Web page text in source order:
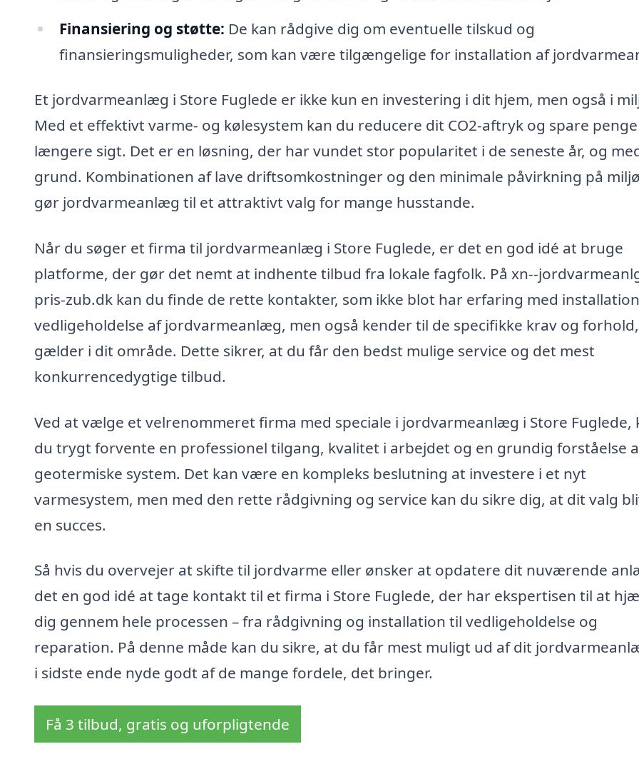
Finansiering og støtte: De kan rådgive dig om eventuelle tilskud og
finansieringsmuligheder, som kan være tilgængelige for installation af
Et jordvarmeanlæg i Store Fuglede er ikke kun en investering i dit hjem, men også i
Med et effektivt varme- og kølesystem kan du reducere dit CO2-aftryk og spare
længere sigt. Det er en løsning, der har vundet stor popularitet i de seneste år, og
grund. Kombinationen af lave driftsomkostninger og den minimale påvirkning på
gør jordvarmeanlæg til et attraktivt valg for mange husstande.
Når du søger et firma til jordvarmeanlæg i Store Fuglede, er det en god idé at bruge
platforme, der gør det nemt at indhente tilbud fra lokale fagfolk. På xn--
pris-zub.dk kan du finde de rette kontakter, som ikke blot har erfaring med
vedligeholdelse af jordvarmeanlæg, men også kender til de specifikke krav og
gælder i dit område. Dette sikrer, at du får den bedst mulige service og det mest
konkurrencedygtige tilbud.
Ved at vælge et velrenommeret firma med speciale i jordvarmeanlæg i Store Fuglede,
du trygt forvente en professionel tilgang, kvalitet i arbejdet og en grundig forståelse
geotermiske system. Det kan være en kompleks beslutning at investere i et nyt
varmesystem, men med den rette rådgivning og service kan du sikre dig, at dit valg
en succes.
Så hvis du overvejer at skifte til jordvarme eller ønsker at opdatere dit nuværende
det en god idé at tage kontakt til et firma i Store Fuglede, der har ekspertisen til at
dig gennem hele processen – fra rådgivning og installation til vedligeholdelse og
reparation. På denne måde kan du sikre, at du får mest muligt ud af dit
i sidste ende nyde godt af de mange fordele, det bringer.
Få 3 tilbud, gratis og uforpligtende